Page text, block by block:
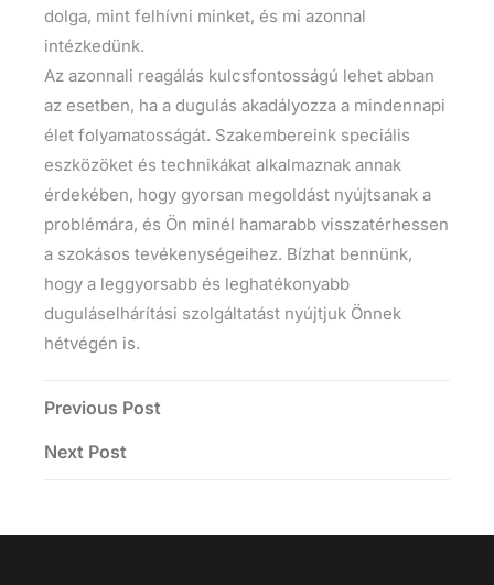
dolga, mint felhívni minket, és mi azonnal
intézkedünk.
Az azonnali reagálás kulcsfontosságú lehet abban
az esetben, ha a dugulás akadályozza a mindennapi
élet folyamatosságát. Szakembereink speciális
eszközöket és technikákat alkalmaznak annak
érdekében, hogy gyorsan megoldást nyújtsanak a
problémára, és Ön minél hamarabb visszatérhessen
a szokásos tevékenységeihez. Bízhat bennünk,
hogy a leggyorsabb és leghatékonyabb
duguláselhárítási szolgáltatást nyújtjuk Önnek
hétvégén is.
Previous Post
Next Post